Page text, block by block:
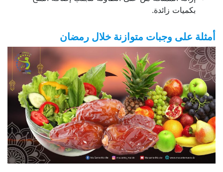
بكميات زائدة.
أمثلة على وجبات متوازنة خلال رمضان